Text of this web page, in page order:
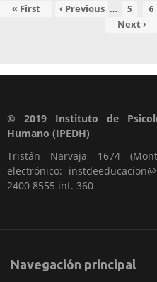
Primera
« First
Página
‹ Previous … Page
5 6
Siguiente
Next ›
© 2019 Instituto de
Humano (IPEDH)
Tristán Narvaja 1674
electrónico:
2400 8555 int. 360
Navegación principal